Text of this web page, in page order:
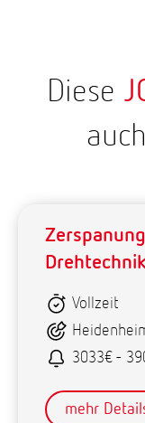
Diese
Vollzeit
3033€ -
mehr